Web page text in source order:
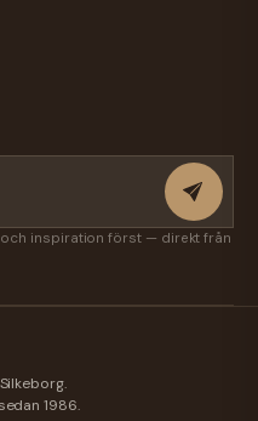
och inspiration först — direkt från
1986.